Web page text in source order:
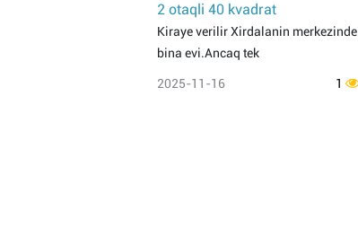
2 otaqli 40 kvadrat
Kiraye verilir Xirdalanin merkezinde
bina evi.Ancaq tek
2025-11-16 1